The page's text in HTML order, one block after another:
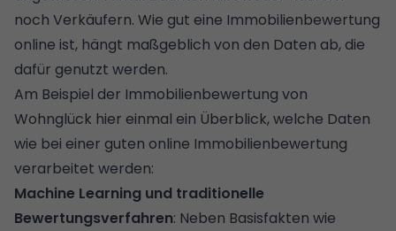
noch Verkäufern. Wie gut eine Immobilienbewertung
online ist, hängt maßgeblich von den Daten ab, die
dafür genutzt werden.
Am Beispiel der Immobilienbewertung von
Wohnglück hier einmal ein Überblick, welche Daten
wie bei einer guten online Immobilienbewertung
verarbeitet werden:
Machine Learning und traditionelle
Bewertungsverfahren: Neben Basisfakten wie